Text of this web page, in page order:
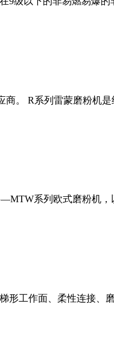
。 R系列雷蒙磨粉机
系列欧式磨粉机
形工作面、柔性连接、